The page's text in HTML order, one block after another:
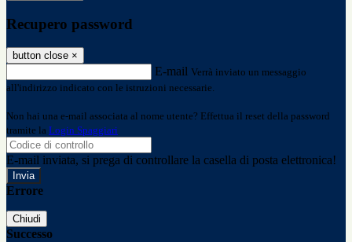
Recupero password
button close ×
E-mail Verrà inviato un messaggio
all'indirizzo indicato con le istruzioni necessarie.
Non hai una e-mail associata al nome utente? Effettua il reset della password
tramite la Login Spaggiari
E-mail inviata, si prega di controllare la casella di posta elettronica!
Errore
Chiudi
Successo